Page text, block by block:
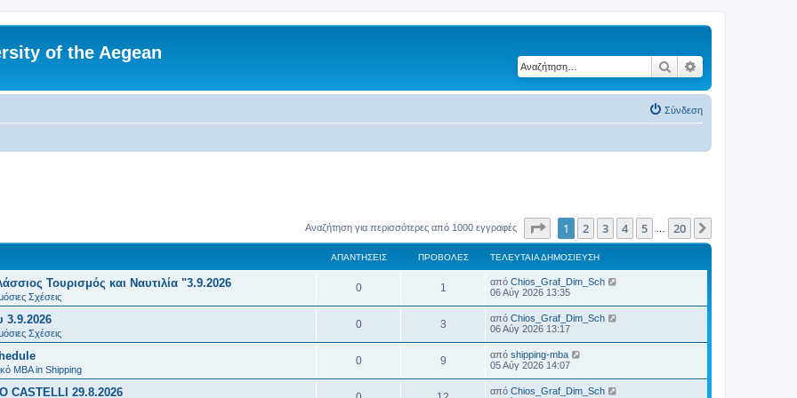
of the Aegean
Αναζήτηση
Σύνδεση
Αναζήτηση για περισσότερες από 1000 εγγραφές Σελίδα1 από 20
1 2 3 4 5 20
ΑΠΑΝΤΉΣΕΙΣ ΠΡΟΒΟΛΈΣ ΤΕΛΕΥΤΑΊΑ ΔΗΜΟΣΊΕΥΣΗ
Τουρισμός και Ναυτιλία "3.9.2026
Σχέσεις
0Α
π
ν
τ
1
ρ
β
ο
Τ
ε
υ
τ
α
ί
α
δ
η
από Chios_Graf_Dim_Sch
06 Αύγ 2026 13:35
3.9.2026
Σχέσεις
0Α
π
ν
3Π
ρ
β
Τ
ε
υ
τ
α
ί
από Chios_Graf_Dim_Sch
06 Αύγ 2026 13:17
MBA in Shipping
0Α
π
9Π
ρ
Τ
ε
υ
από shipping-mba
05 Αύγ 2026 14:07
29.8.2026
Τ
από Chios_Graf_Dim_Sch